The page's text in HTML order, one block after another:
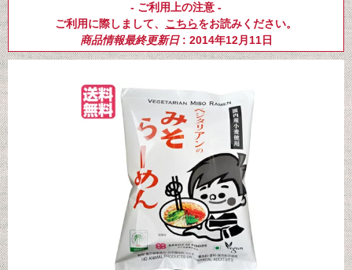
- ご利用上の注意 -
ご利用に際しまして、 こちらをお読みください。
商品情報最終更新日: 2014年12月11日